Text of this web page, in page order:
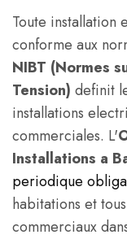
Toute
conforme aux
NIBT (Normes
Tension) definit
installations
commerciales. L'
Installations a
periodique
habitations et
commerciaux